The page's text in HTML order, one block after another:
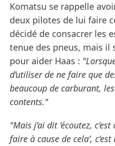
Komatsu se rappelle
deux pilotes de lui faire
décidé de consacrer les
tenue des pneus, mais il
pour aider Haas :
d’utiliser de ne faire que
beaucoup de carburant,
contents."
"Mais j’ai dit ’écoutez,
faire à cause de cela’,